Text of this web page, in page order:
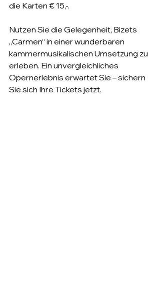
die Karten € 15,-.
Nutzen Sie die Gelegenheit, Bizets
„Carmen“ in einer wunderbaren
kammermusikalischen Umsetzung zu
erleben. Ein unvergleichliches
Opernerlebnis erwartet Sie – sichern
Sie sich Ihre Tickets jetzt.